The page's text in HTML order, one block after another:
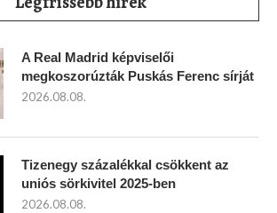
A Real Madrid képviselői
megkoszorúzták Puskás Ferenc sírját
2026.08.08.
Tizenegy százalékkal csökkent az
uniós sörkivitel 2025-ben
2026.08.08.